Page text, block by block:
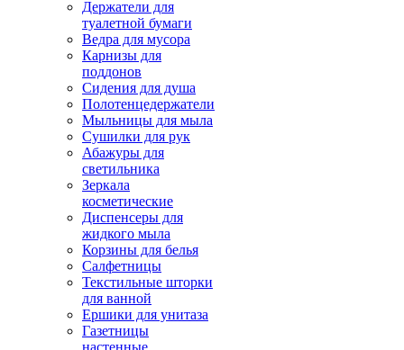
Держатели для
туалетной бумаги
Ведра для мусора
Карнизы для
поддонов
Сидения для душа
Полотенцедержатели
Мыльницы для мыла
Сушилки для рук
Абажуры для
светильника
Зеркала
косметические
Диспенсеры для
жидкого мыла
Корзины для белья
Салфетницы
Текстильные шторки
для ванной
Ершики для унитаза
Газетницы
настенные